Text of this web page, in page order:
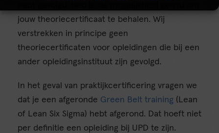
jouw theoriecertificaat te behalen. Wij
verstrekken in principe geen
theoriecertificaten voor opleidingen die bij een
ander opleidingsinstituut zijn gevolgd.
In het geval van praktijkcertificering vragen we
dat je een afgeronde Green Belt training (Lean
of Lean Six Sigma) hebt afgerond. Dat hoeft niet
per definitie een opleiding bij UPD te zijn.